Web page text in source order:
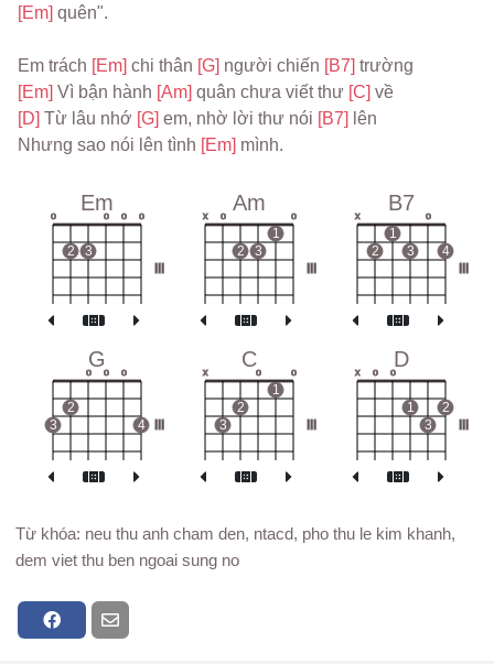
[Em] quên".
Em trách [Em] chi thân [G] người chiến [B7] trường
[Em] Vì bận hành [Am] quân chưa viết thư [C] về
[D] Từ lâu nhớ [G] em, nhờ lời thư nói [B7] lên
Nhưng sao nói lên tình [Em] mình.
Em
o
2 3
o o o
Am
x o
2 3
1
o
B7
x
2
1
3
o
4
G
3
2
o o o
4
C
x
3
2
o
1
o
D
x o o
1
3
2
Từ khóa: neu thu anh cham den, ntacd, pho thu le kim khanh,
dem viet thu ben ngoai sung no